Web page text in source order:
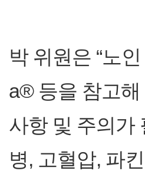
박 위원은 “노
a® 등을 참고해
사항 및 주의가
병, 고혈압, 파